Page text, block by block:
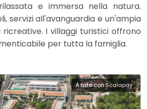
e immersa nella natura.
servizi all'avanguardia e un'ampia
I villaggi turistici offrono
per tutta la famiglia.
A rate conScalapay